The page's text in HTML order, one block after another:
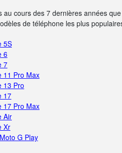
cours des 7 dernières années
de téléphone les plus
5S
6
7
11 Pro Max
13 Pro
17
17 Pro Max
Air
Xr
G Play